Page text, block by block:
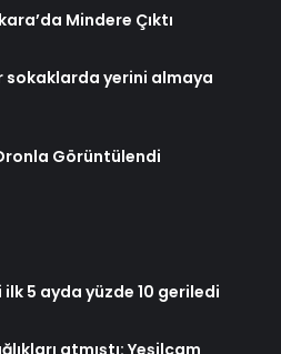
Mindere Çıktı
sokaklarda yerini almaya
Görüntülendi
5 ayda yüzde 10 geriledi
atmıştı: Yeşilcam